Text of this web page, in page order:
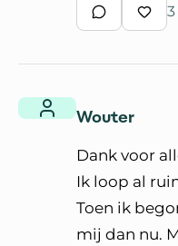
Schrijf een
Wouter
Dank voor
Ik loop al
Toen ik
mij dan nu.